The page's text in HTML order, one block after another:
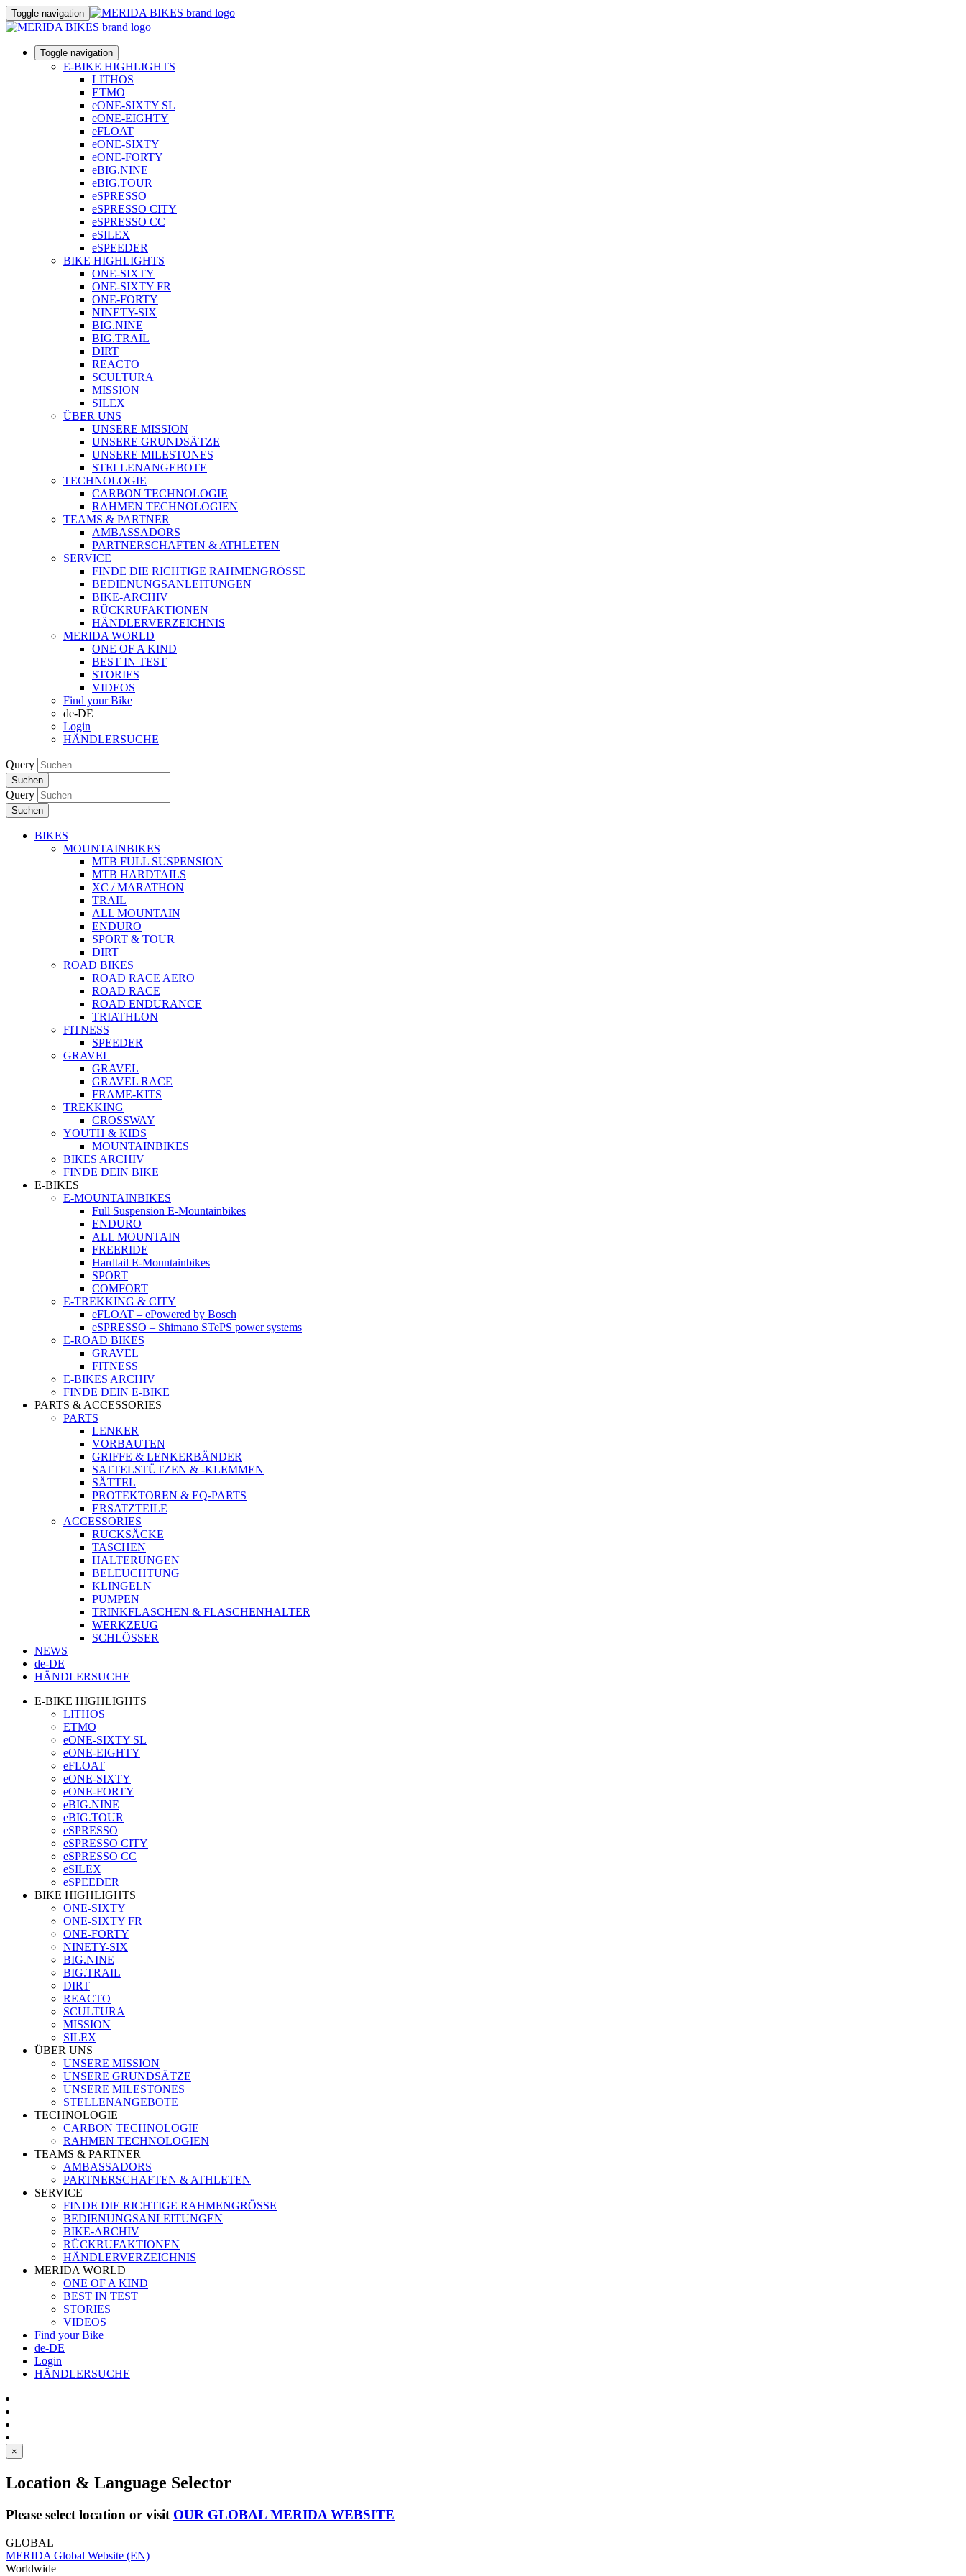
Toggle navigation
Toggle navigation
E-BIKE HIGHLIGHTS
LITHOS
ETMO
eONE-SIXTY SL
eONE-EIGHTY
eFLOAT
eONE-SIXTY
eONE-FORTY
eBIG.NINE
eBIG.TOUR
eSPRESSO
eSPRESSO CITY
eSPRESSO CC
eSILEX
eSPEEDER
BIKE HIGHLIGHTS
ONE-SIXTY
ONE-SIXTY FR
ONE-FORTY
NINETY-SIX
BIG.NINE
BIG.TRAIL
DIRT
REACTO
SCULTURA
MISSION
SILEX
ÜBER UNS
UNSERE MISSION
UNSERE GRUNDSÄTZE
UNSERE MILESTONES
STELLENANGEBOTE
TECHNOLOGIE
CARBON TECHNOLOGIE
RAHMEN TECHNOLOGIEN
TEAMS & PARTNER
AMBASSADORS
PARTNERSCHAFTEN & ATHLETEN
SERVICE
FINDE DIE RICHTIGE RAHMENGRÖSSE
BEDIENUNGSANLEITUNGEN
BIKE-ARCHIV
RÜCKRUFAKTIONEN
HÄNDLERVERZEICHNIS
MERIDA WORLD
ONE OF A KIND
BEST IN TEST
STORIES
VIDEOS
Find your Bike
de-DE
Login
HÄNDLERSUCHE
Query
Suchen
Query
Suchen
BIKES
MOUNTAINBIKES
MTB FULL SUSPENSION
MTB HARDTAILS
XC / MARATHON
TRAIL
ALL MOUNTAIN
ENDURO
SPORT & TOUR
DIRT
ROAD BIKES
ROAD RACE AERO
ROAD RACE
ROAD ENDURANCE
TRIATHLON
FITNESS
SPEEDER
GRAVEL
GRAVEL
GRAVEL RACE
FRAME-KITS
TREKKING
CROSSWAY
YOUTH & KIDS
MOUNTAINBIKES
BIKES ARCHIV
FINDE DEIN BIKE
E-BIKES
E-MOUNTAINBIKES
Full Suspension E-Mountainbikes
ENDURO
ALL MOUNTAIN
FREERIDE
Hardtail E-Mountainbikes
SPORT
COMFORT
E-TREKKING & CITY
eFLOAT – ePowered by Bosch
eSPRESSO – Shimano STePS power systems
E-ROAD BIKES
GRAVEL
FITNESS
E-BIKES ARCHIV
FINDE DEIN E-BIKE
PARTS & ACCESSORIES
PARTS
LENKER
VORBAUTEN
GRIFFE & LENKERBÄNDER
SATTELSTÜTZEN & -KLEMMEN
SÄTTEL
PROTEKTOREN & EQ-PARTS
ERSATZTEILE
ACCESSORIES
RUCKSÄCKE
TASCHEN
HALTERUNGEN
BELEUCHTUNG
KLINGELN
PUMPEN
TRINKFLASCHEN & FLASCHENHALTER
WERKZEUG
SCHLÖSSER
NEWS
de-DE
HÄNDLERSUCHE
E-BIKE HIGHLIGHTS
LITHOS
ETMO
eONE-SIXTY SL
eONE-EIGHTY
eFLOAT
eONE-SIXTY
eONE-FORTY
eBIG.NINE
eBIG.TOUR
eSPRESSO
eSPRESSO CITY
eSPRESSO CC
eSILEX
eSPEEDER
BIKE HIGHLIGHTS
ONE-SIXTY
ONE-SIXTY FR
ONE-FORTY
NINETY-SIX
BIG.NINE
BIG.TRAIL
DIRT
REACTO
SCULTURA
MISSION
SILEX
ÜBER UNS
UNSERE MISSION
UNSERE GRUNDSÄTZE
UNSERE MILESTONES
STELLENANGEBOTE
TECHNOLOGIE
CARBON TECHNOLOGIE
RAHMEN TECHNOLOGIEN
TEAMS & PARTNER
AMBASSADORS
PARTNERSCHAFTEN & ATHLETEN
SERVICE
FINDE DIE RICHTIGE RAHMENGRÖSSE
BEDIENUNGSANLEITUNGEN
BIKE-ARCHIV
RÜCKRUFAKTIONEN
HÄNDLERVERZEICHNIS
MERIDA WORLD
ONE OF A KIND
BEST IN TEST
STORIES
VIDEOS
Find your Bike
de-DE
Login
HÄNDLERSUCHE
×
Location & Language Selector
Please select location or visit OUR GLOBAL MERIDA WEBSITE
GLOBAL
MERIDA Global Website (EN)
Worldwide